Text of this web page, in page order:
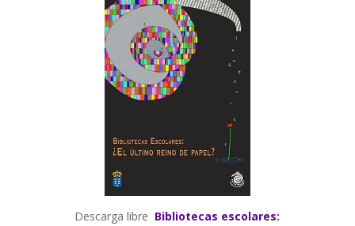
Descarga libre Bibliotecas escolares: